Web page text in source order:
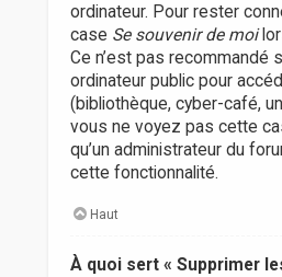
ordinateur. Pour rester
case Se souvenir de moi
Ce n’est pas recommandé
ordinateur public pour
(bibliothèque, cyber-café,
vous ne voyez pas cette
qu’un administrateur du
cette fonctionnalité.
Haut
À quoi sert « Supprimer